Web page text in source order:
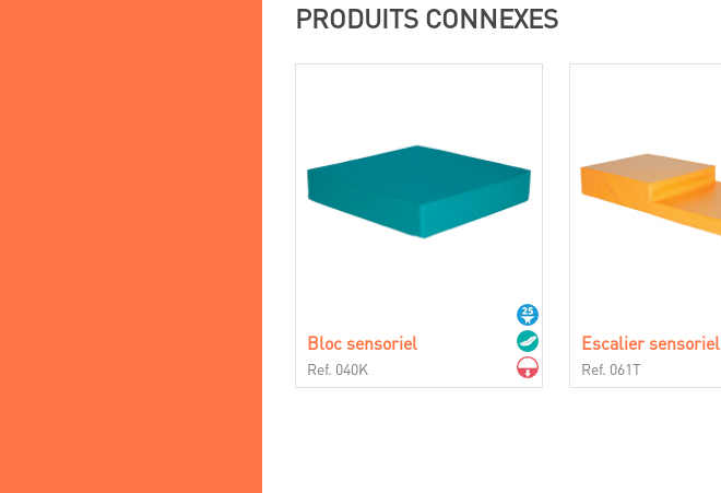
PRODUITS CONNEXES
Bloc sensoriel
Ref. 040K
Escalier sensoriel
Ref. 061T